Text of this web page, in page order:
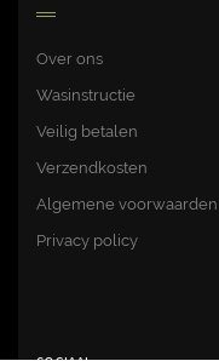
Over ons
Wasinstructie
Veilig betalen
Verzendkosten
Algemene voorwaarden
Privacy policy